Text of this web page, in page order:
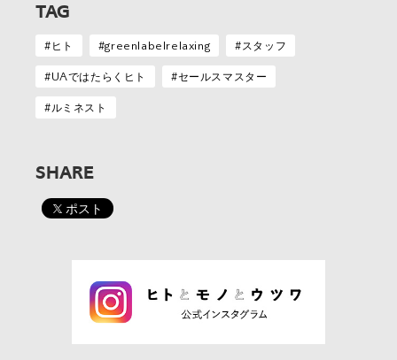
TAG
ヒト greenlabelrelaxing スタッフ
UAではたらくヒト セールスマスター
ルミネスト
SHARE
ポスト